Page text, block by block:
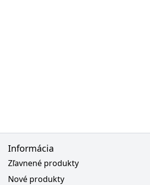
Informácia
Zľavnené produkty
Nové produkty